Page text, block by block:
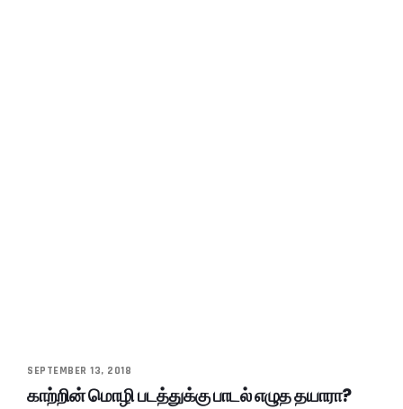
SEPTEMBER 13, 2018
காற்றின் மொழி படத்துக்கு பாடல் எழுத தயாரா?